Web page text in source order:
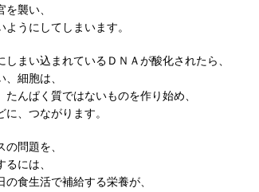
襲い、
ようにしてしまいます。
しまい込まれているＤＮＡが酸化されたら、
細胞は、
たんぱく質ではないものを作り始め、
に、つながります。
の問題を、
には、
の食生活で補給する栄養が、